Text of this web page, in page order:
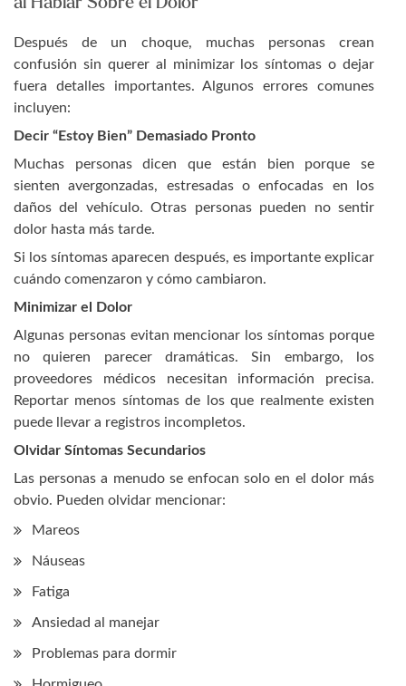
Después de un choque, muchas personas crean
confusión sin querer al minimizar los síntomas o dejar
fuera detalles importantes. Algunos errores comunes
incluyen:
Decir “Estoy Bien” Demasiado Pronto
Muchas personas dicen que están bien porque se
sienten avergonzadas, estresadas o enfocadas en los
daños del vehículo. Otras personas pueden no sentir
dolor hasta más tarde.
Si los síntomas aparecen después, es importante explicar
cuándo comenzaron y cómo cambiaron.
Minimizar el Dolor
Algunas personas evitan mencionar los síntomas porque
no quieren parecer dramáticas. Sin embargo, los
proveedores médicos necesitan información precisa.
Reportar menos síntomas de los que realmente existen
puede llevar a registros incompletos.
Olvidar Síntomas Secundarios
Las personas a menudo se enfocan solo en el dolor más
obvio. Pueden olvidar mencionar:
Mareos
Náuseas
Fatiga
Ansiedad al manejar
Problemas para dormir